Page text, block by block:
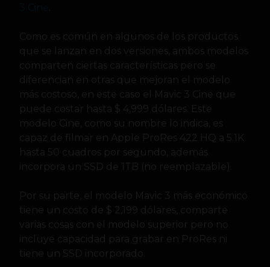
Como es común en algunos de los productos
que se lanzan en dos versiones, ambos modelos
comparten ciertas características pero se
diferencian en otras que mejoran el modelo
más costoso, en este caso el Mavic 3 Cine que
puede costar hasta $ 4,999 dólares. Este
modelo Cine, como su nombre lo indica, es
capaz de filmar en Apple ProRes 422 HQ a 5.1K
hasta 50 cuadros por segundo, además
incorpora un SSD de 1TB (no reemplazable).
Por su parte, el modelo Mavic 3 más económico
tiene un costo de $ 2,199 dólares, comparte
varias cosas con el modelo superior pero no
incluye capacidad para grabar en ProRes ni
tiene un SSD incorporado.